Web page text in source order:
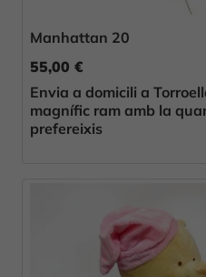
Manhattan 20
55,00 €
Envia a domicili a
magnífic ram amb la
prefereixis